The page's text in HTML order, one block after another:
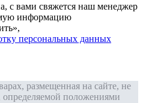
с вами свяжется наш менеджер
информацию
персональных данных
размещенная на сайте, не
определяемой положениями